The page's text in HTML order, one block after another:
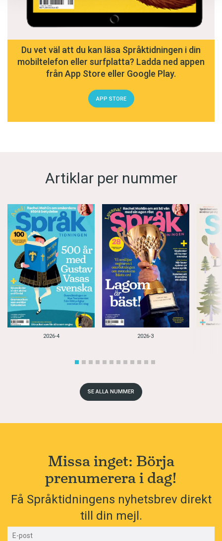
Du vet väl att du kan läsa Språktidningen i din
mobiltelefon eller surfplatta? Ladda ned appen
från App Store eller Google Play.
APP STORE
Artiklar per nummer
2026-4 2026-3
SE ALLA NUMMER
Missa inget: Börja
prenumerera i dag!
Få Språktidningens nyhetsbrev direkt
till din mejl.